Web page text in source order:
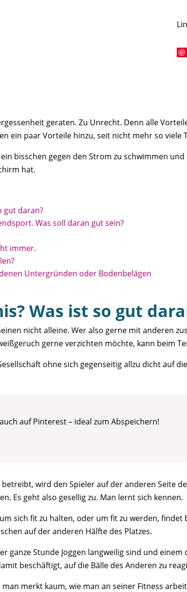
geraten. Zu Unrecht. Denn alle
ein paar Vorteile hinzu, seit nicht mehr so viele
bisschen gegen den Strom zu schwimmen
hat.
gut daran?
Was soll daran gut sein?
immer.
Untergründen oder Bodenbelägen
Was ist so gut
nicht alleine. Wer also gerne mit anderen
gerne verzichten möchte, kann beim
ohne sich gegenseitig allzu dicht auf
auf Pinterest – ideal zum Abspeichern!
wird den Spieler auf der anderen Seite
Es geht also gesellig zu. Man lernt sich kennen.
sich fit zu halten, oder um fit zu werden, findet
auf der anderen Hälfte des Platzes.
ganze Stunde Joggen langweilig sind und
beschäftigt, auf die Bälle des Anderen zu
man merkt kaum, wie man an seiner Fitness